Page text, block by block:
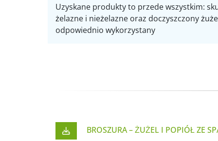
Uzyskane produkty to przede wszystkim:
żelazne i nieżelazne oraz doczyszczony
odpowiednio wykorzystany
BROSZURA – ŻUŻEL I POPIÓŁ ZE